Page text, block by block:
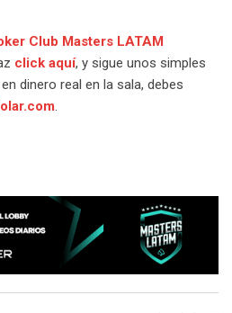
Club Masters LATAM
click aquí, y sigue unos simples
dinero real en la sala, debes
.